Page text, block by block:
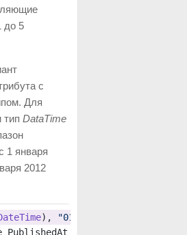
до 5
с
Для
тип DataTime
1 января
2012
), "01-01-2000"
PublishedAt { get; set; }